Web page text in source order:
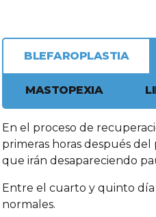
BLEFAROPLASTIA
MASTOPEXIA
En el proceso de
primeras horas después
que irán desapareciendo
Entre el cuarto y quinto día
normales.